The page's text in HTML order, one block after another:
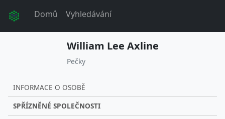
Domů Vyhledávání
William Lee Axline
Pečky
INFORMACE O OSOBĚ
SPŘÍZNĚNÉ SPOLEČNOSTI